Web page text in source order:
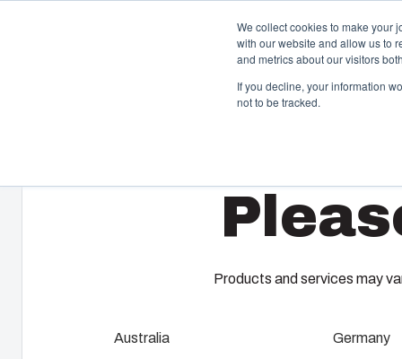
We collect cookies to make your
with our website and allow us to
and metrics about our visitors
If you decline, your information
not to be tracked.
Laajasta kotelo- ja kaappivalikoimastamme
löytyy ratkaisu kaikkiin käyttöympäristöihin.
Koteloiden ja kaappien
Tarjoamme
luominen
Products and services may
Australia Germany